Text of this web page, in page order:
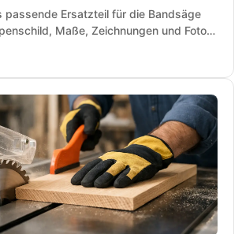
passende Ersatzteil für die Bandsäge
Maße, Zeichnungen und Fotos